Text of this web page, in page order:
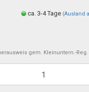
ca. 3-4 Tage (Ausland
gem. Kleinuntern.-Reg.